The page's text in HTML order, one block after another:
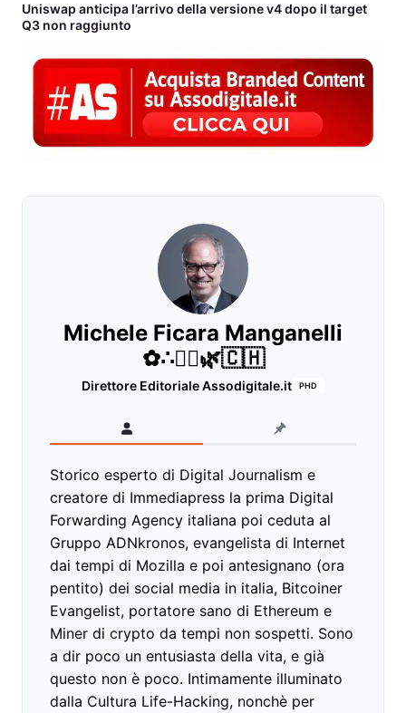
Uniswap anticipa l’arrivo della versione v4 dopo il target
Q3 non raggiunto
Michele Ficara Manganelli
✿∴♛🌿🇨🇭
Direttore Editoriale Assodigitale.it PHD
Storico esperto di Digital Journalism e
creatore di Immediapress la prima Digital
Forwarding Agency italiana poi ceduta al
Gruppo ADNkronos, evangelista di Internet
dai tempi di Mozilla e poi antesignano (ora
pentito) dei social media in italia, Bitcoiner
Evangelist, portatore sano di Ethereum e
Miner di crypto da tempi non sospetti. Sono
a dir poco un entusiasta della vita, e già
questo non è poco. Intimamente illuminato
dalla Cultura Life-Hacking, nonchè per